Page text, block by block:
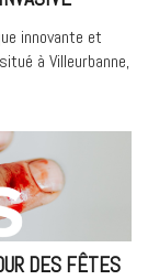
innovante et
à Villeurbanne,
DES FÊTES